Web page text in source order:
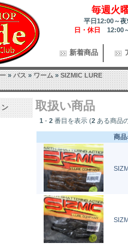
毎週火
平日12:00～
日・休日 12:00
新着商品
»バス»ワーム»SIZMIC LURE
取扱い商品
1 - 2 番目を表示 (2 ある商品
商品